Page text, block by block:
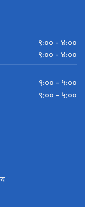
९:०० - ४:००
९:०० - ४:००
९:०० - ५:००
९:०० - ५:००